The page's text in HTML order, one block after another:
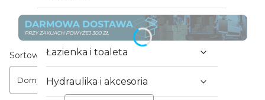
Hydraulika i armatura
Łazienka i toaleta
Hydraulika i akcesoria
Lista produktów
Sortowanie:
Domyślne